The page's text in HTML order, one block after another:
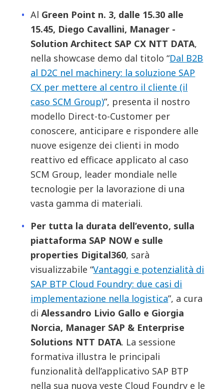
Al Green Point n. 3, dalle 15.30 alle
15.45, Diego Cavallini, Manager -
Solution Architect SAP CX NTT DATA,
nella showcase demo dal titolo “Dal B2B
al D2C nel machinery: la soluzione SAP
CX per mettere al centro il cliente (il
caso SCM Group)”, presenta il nostro
modello Direct-to-Customer per
conoscere, anticipare e rispondere alle
nuove esigenze dei clienti in modo
reattivo ed efficace applicato al caso
SCM Group, leader mondiale nelle
tecnologie per la lavorazione di una
vasta gamma di materiali.
Per tutta la durata dell’evento, sulla
piattaforma SAP NOW e sulle
properties Digital360, sarà
visualizzabile “Vantaggi e potenzialità di
SAP BTP Cloud Foundry: due casi di
implementazione nella logistica”, a cura
diAlessandro Livio Gallo e Giorgia
Norcia, Manager SAP & Enterprise
Solutions NTT DATA. La sessione
formativa illustra le principali
funzionalità dell’applicativo SAP BTP
nella sua nuova veste Cloud Foundry e le